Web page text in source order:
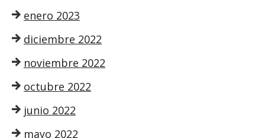
enero 2023
diciembre 2022
noviembre 2022
octubre 2022
junio 2022
mayo 2022